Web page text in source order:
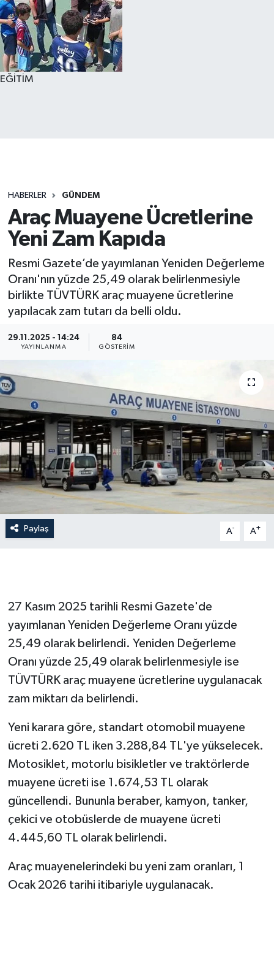
EĞİTİM
HABERLER GÜNDEM
Araç Muayene Ücretlerine
Yeni Zam Kapıda
Resmi Gazete’de yayımlanan Yeniden Değerleme
Oranı'nın yüzde 25,49 olarak belirlenmesiyle
birlikte TÜVTÜRK araç muayene ücretlerine
yapılacak zam tutarı da belli oldu.
29.11.2025 - 14:24
YAYINLANMA
84
GÖSTERIM
Paylaş A- A+
27 Kasım 2025 tarihli Resmi Gazete'de
yayımlanan Yeniden Değerleme Oranı yüzde
25,49 olarak belirlendi. Yeniden Değerleme
Oranı yüzde 25,49 olarak belirlenmesiyle ise
TÜVTÜRK araç muayene ücretlerine uygulanacak
zam miktarı da belirlendi.
Yeni karara göre, standart otomobil muayene
ücreti 2.620 TL iken 3.288,84 TL'ye yükselecek.
Motosiklet, motorlu bisikletler ve traktörlerde
muayene ücreti ise 1.674,53 TL olarak
güncellendi. Bununla beraber, kamyon, tanker,
çekici ve otobüslerde de muayene ücreti
4.445,60 TL olarak belirlendi.
Araç muayenelerindeki bu yeni zam oranları, 1
Ocak 2026 tarihi itibariyle uygulanacak.